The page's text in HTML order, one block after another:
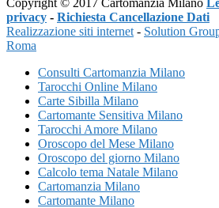
privacy - Richiesta Cancellazione Dati
Realizzazione siti internet - Solution
Roma
Consulti Cartomanzia Milano
Tarocchi Online Milano
Carte Sibilla Milano
Cartomante Sensitiva Milano
Tarocchi Amore Milano
Oroscopo del Mese Milano
Oroscopo del giorno Milano
Calcolo tema Natale Milano
Cartomanzia Milano
Cartomante Milano